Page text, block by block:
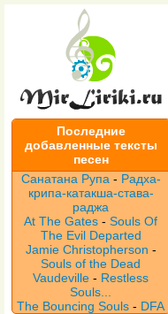
Последние
добавленные тексты
песен
Санатана Рупа - Радха-
крипа-катакша-става-
раджа
At The Gates -Souls Of
The Evil Departed
Jamie Christopherson -
Souls of the Dead
Vaudeville- Restless
Souls...
The Bouncing Souls - DFA